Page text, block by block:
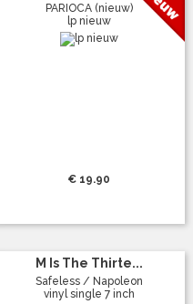
PARIOCA (nieuw)
lp nieuw
€ 19.90
M Is The Thirte...
Safeless / Napoleon
vinyl single 7 inch